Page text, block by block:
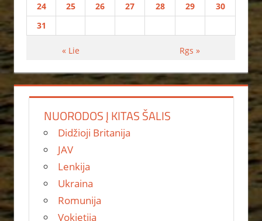
24
25 26 27 28 29
30
31
« Lie Rgs »
NUORODOS Į KITAS ŠALIS
Didžioji Britanija
JAV
Lenkija
Ukraina
Romunija
Vokietija